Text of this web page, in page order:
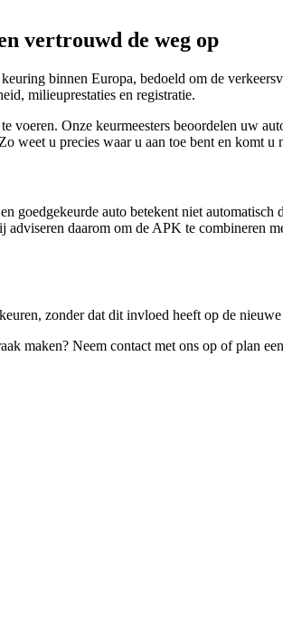
vertrouwd de weg op
binnen Europa, bedoeld om de
milieuprestaties en registratie.
Onze keurmeesters beoordelen uw
u precies waar u aan toe bent en komt u
goedgekeurde auto betekent niet
daarom om de APK te combineren
zonder dat dit invloed heeft op de
maken? Neem contact met ons op of plan